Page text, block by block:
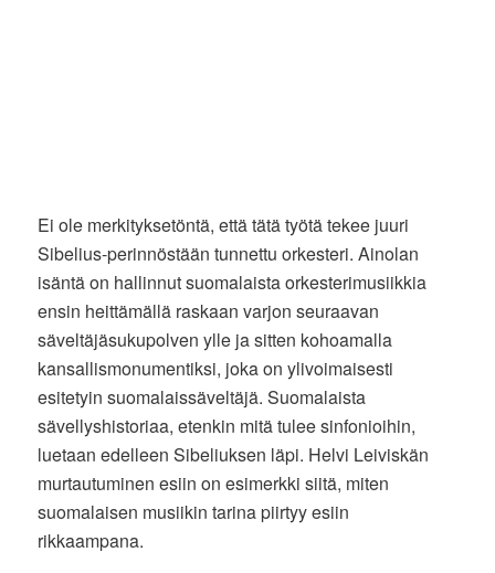
Ei ole merkityksetöntä, että tätä työtä tekee juuri
Sibelius-perinnöstään tunnettu orkesteri. Ainolan
isäntä on hallinnut suomalaista orkesterimusiikkia
ensin heittämällä raskaan varjon seuraavan
säveltäjäsukupolven ylle ja sitten kohoamalla
kansallismonumentiksi, joka on ylivoimaisesti
esitetyin suomalaissäveltäjä. Suomalaista
sävellyshistoriaa, etenkin mitä tulee sinfonioihin,
luetaan edelleen Sibeliuksen läpi. Helvi Leiviskän
murtautuminen esiin on esimerkki siitä, miten
suomalaisen musiikin tarina piirtyy esiin
rikkaampana.